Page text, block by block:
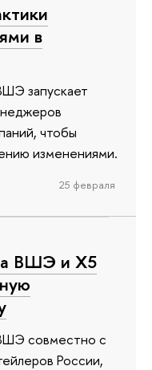
в
запускает
чтобы
изменениями.
25 февраля
ВШЭ и Х5
совместно с
России,